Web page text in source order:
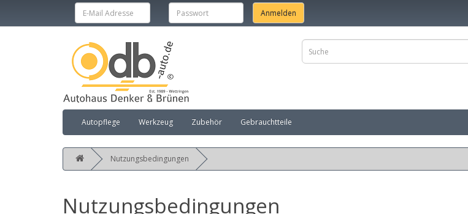
Autopflege Werkzeug Zubehör Gebrauchtteile
Nutzungsbedingungen
Nutzungsbedingungen